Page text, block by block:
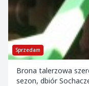
Sprzedam
Brona talerzowa
sezon, dbiór